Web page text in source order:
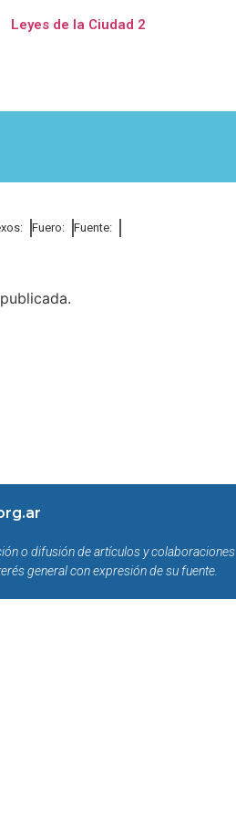
Leyes de la Ciudad 2
Fuero: Fuente:
o difusión de artículos y colaboraciones
general con expresión de su fuente.